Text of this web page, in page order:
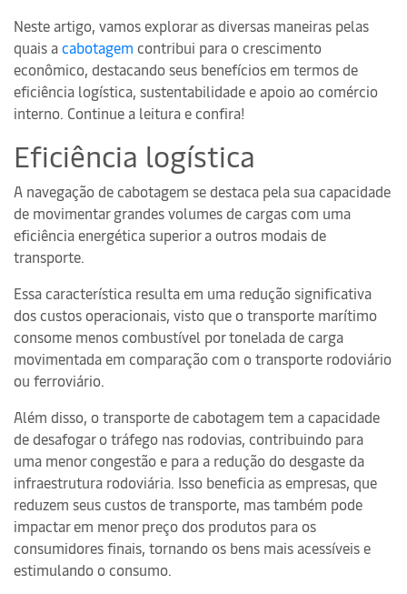
Neste artigo, vamos explorar as diversas maneiras pelas
quais acabotagem contribui para o crescimento
econômico, destacando seus benefícios em termos de
eficiência logística, sustentabilidade e apoio ao comércio
interno. Continue a leitura e confira!
Eficiência logística
A navegação de cabotagem se destaca pela sua capacidade
de movimentar grandes volumes de cargas com uma
eficiência energética superior a outros modais de
transporte.
Essa característica resulta em uma redução significativa
dos custos operacionais, visto que o transporte marítimo
consome menos combustível por tonelada de carga
movimentada em comparação com o transporte rodoviário
ou ferroviário.
Além disso, o transporte de cabotagem tem a capacidade
de desafogar o tráfego nas rodovias, contribuindo para
uma menor congestão e para a redução do desgaste da
infraestrutura rodoviária. Isso beneficia as empresas, que
reduzem seus custos de transporte, mas também pode
impactar em menor preço dos produtos para os
consumidores finais, tornando os bens mais acessíveis e
estimulando o consumo.